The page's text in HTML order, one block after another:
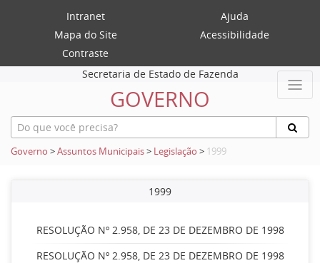
Intranet
Ajuda
Mapa do Site
Acessibilidade
Contraste
Secretaria de Estado de Fazenda
GOVERNO
Governo >Assuntos Municipais> Legislação > 1999
1999
RESOLUÇÃO Nº 2.958, DE 23 DE DEZEMBRO DE 1998
RESOLUÇÃO Nº 2.958, DE 23 DE DEZEMBRO DE 1998